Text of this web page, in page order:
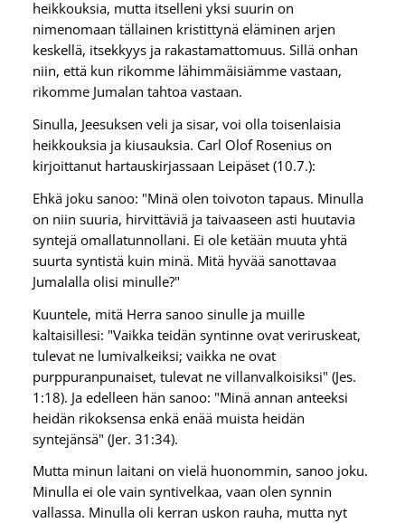
heikkouksia, mutta itselleni yksi suurin on
nimenomaan tällainen kristittynä eläminen arjen
keskellä, itsekkyys ja rakastamattomuus. Sillä onhan
niin, että kun rikomme lähimmäisiämme vastaan,
rikomme Jumalan tahtoa vastaan.
Sinulla, Jeesuksen veli ja sisar, voi olla toisenlaisia
heikkouksia ja kiusauksia. Carl Olof Rosenius on
kirjoittanut hartauskirjassaan Leipäset (10.7.):
Ehkä joku sanoo: "Minä olen toivoton tapaus. Minulla
on niin suuria, hirvittäviä ja taivaaseen asti huutavia
syntejä omallatunnollani. Ei ole ketään muuta yhtä
suurta syntistä kuin minä. Mitä hyvää sanottavaa
Jumalalla olisi minulle?"
Kuuntele, mitä Herra sanoo sinulle ja muille
kaltaisillesi: "Vaikka teidän syntinne ovat veriruskeat,
tulevat ne lumivalkeiksi; vaikka ne ovat
purppuranpunaiset, tulevat ne villanvalkoisiksi" (Jes.
1:18). Ja edelleen hän sanoo: "Minä annan anteeksi
heidän rikoksensa enkä enää muista heidän
syntejänsä" (Jer. 31:34).
Mutta minun laitani on vielä huonommin, sanoo joku.
Minulla ei ole vain syntivelkaa, vaan olen synnin
vallassa. Minulla oli kerran uskon rauha, mutta nyt